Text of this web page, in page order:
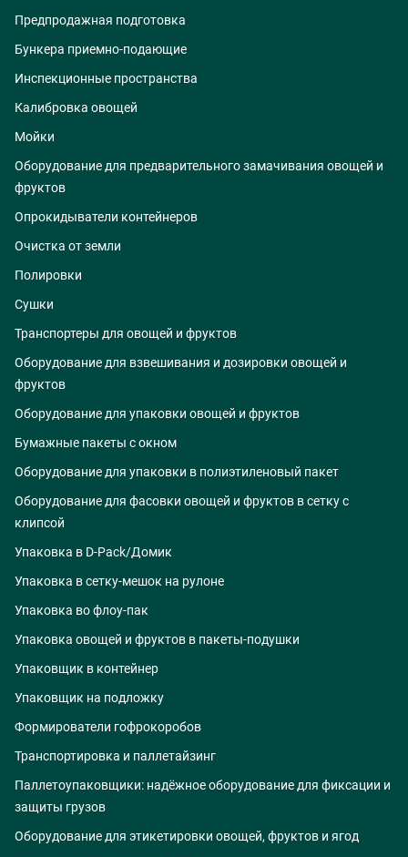
Предпродажная подготовка
Бункера приемно-подающие
Инспекционные пространства
Калибровка овощей
Мойки
Оборудование для предварительного замачивания овощей и
фруктов
Опрокидыватели контейнеров
Очистка от земли
Полировки
Сушки
Транспортеры для овощей и фруктов
Оборудование для взвешивания и дозировки овощей и
фруктов
Оборудование для упаковки овощей и фруктов
Бумажные пакеты с окном
Оборудование для упаковки в полиэтиленовый пакет
Оборудование для фасовки овощей и фруктов в сетку с
клипсой
Упаковка в D-Pack/Домик
Упаковка в сетку-мешок на рулоне
Упаковка во флоу-пак
Упаковка овощей и фруктов в пакеты-подушки
Упаковщик в контейнер
Упаковщик на подложку
Формирователи гофрокоробов
Транспортировка и паллетайзинг
Паллетоупаковщики: надёжное оборудование для фиксации и
защиты грузов
Оборудование для этикетировки овощей, фруктов и ягод